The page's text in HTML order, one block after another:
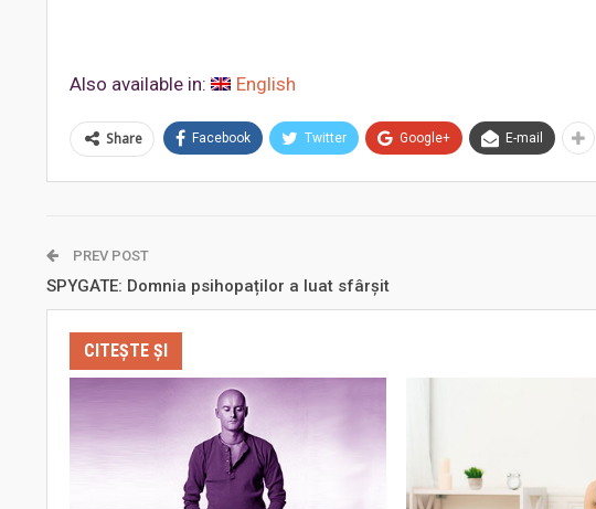
Also available in: English
Share Facebook Twitter Google+ E-mail
PREV POST
SPYGATE: Domnia psihopaților a luat sfârșit
CITEȘTE ȘI